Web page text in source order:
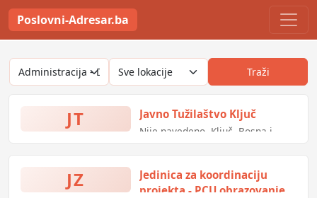
Poslovni-Adresar.ba
Traži
JT Javno Tužilaštvo Ključ
Nije navedeno, Ključ, Bosna i
JZ
Jedinica za koordinaciju
projekta - PCU obrazovanje